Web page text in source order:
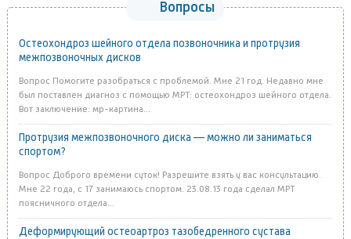
Вопросы
Остеохондроз шейного отдела позвоночника и протрузия
межпозвоночных дисков
Вопрос Помогите разобраться с проблемой. Мне 21 год. Недавно мне
был поставлен диагноз с помощью МРТ: остеохондроз шейного отдела.
Вот заключение: мр-картина...
Протрузия межпозвоночного диска — можно ли заниматься
спортом?
Вопрос Доброго времени суток! Разрешите взять у вас консультацию.
Мне 22 года, с 17 занимаюсь спортом. 23.08.13 года сделал МРТ
поясничного отдела...
Деформирующий остеоартроз тазобедренного сустава